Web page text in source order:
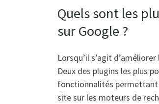
Quels sont les
sur Google ?
Lorsqu’il s’agit
Deux des plugins les plus
fonctionnalités permettant
site sur les moteurs de